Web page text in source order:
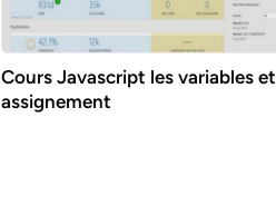
Cours Javascript les variables et
assignement